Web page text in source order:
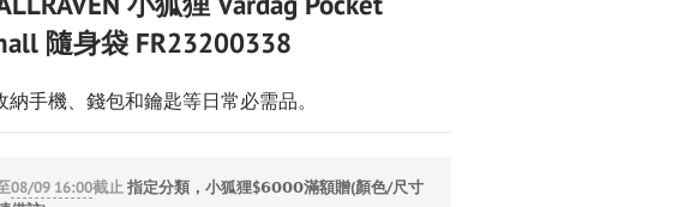
隨身袋 FR23200338
納手機、錢包和鑰匙等日常必需品。
08/09 16:00截止指定分類，小狐狸$𝟲𝟬𝟬𝟬滿額贈(顏色/尺寸